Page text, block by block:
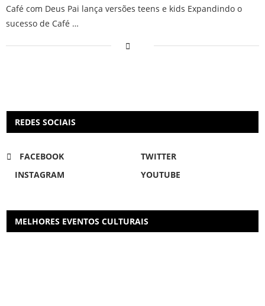
Café com Deus Pai lança versões teens e kids Expandindo o
sucesso de Café …
REDES SOCIAIS
FACEBOOK
TWITTER
INSTAGRAM
YOUTUBE
MELHORES EVENTOS CULTURAIS